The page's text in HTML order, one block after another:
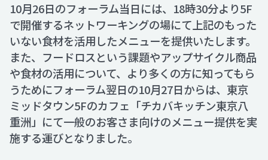
10月26日のフォーラム当日には、18時30分より5F
で開催するネットワーキングの場にて上記のもった
いない食材を活用したメニューを提供いたします。
また、フードロスという課題やアップサイクル商品
や食材の活用について、より多くの方に知ってもら
うためにフォーラム翌日の10月27日からは、東京
ミッドタウン5Fのカフェ「チカバキッチン東京八
重洲」にて一般のお客さま向けのメニュー提供を実
施する運びとなりました。